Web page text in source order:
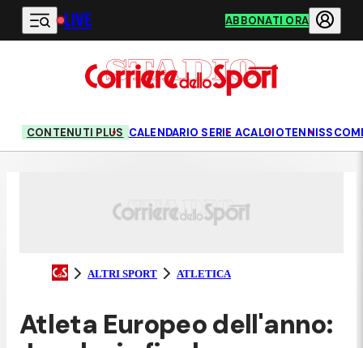
Vai al contenuto principale
LIVE ABBONATI ORA
CONTENUTI PLUS CALENDARIO SERIE ACALCIOTENNIS
ALTRI SPORT ATLETICA
Atleta Europeo dell'anno: